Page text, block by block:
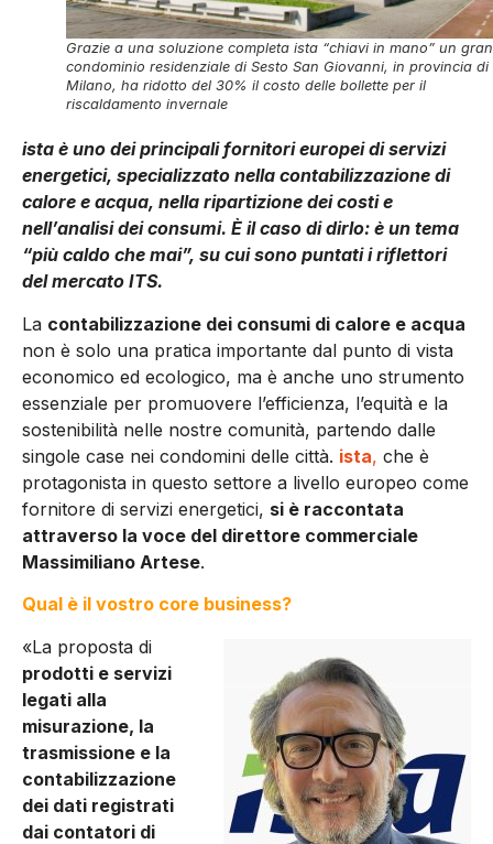
Grazie a una soluzione completa ista “chiavi in mano” un
condominio residenziale di Sesto San Giovanni, in provincia di
Milano, ha ridotto del 30% il costo delle bollette per il
riscaldamento invernale
ista è uno dei principali fornitori europei di servizi
energetici, specializzato nella contabilizzazione di
calore e acqua, nella ripartizione dei costi e
nell’analisi dei consumi. È il caso di dirlo: è un tema
“più caldo che mai”, su cui sono puntati i riflettori
del mercato ITS.
La contabilizzazione dei consumi di calore e acqua
non è solo una pratica importante dal punto di vista
economico ed ecologico, ma è anche uno strumento
essenziale per promuovere l’efficienza, l’equità e la
sostenibilità nelle nostre comunità, partendo dalle
singole case nei condomini delle città. ista, che è
protagonista in questo settore a livello europeo come
fornitore di servizi energetici, si è raccontata
attraverso la voce del direttore commerciale
Massimiliano Artese.
Qual è il vostro core business?
«La proposta di
prodotti e servizi
legati alla
misurazione, la
trasmissione e la
contabilizzazione
dei dati registrati
dai contatori di